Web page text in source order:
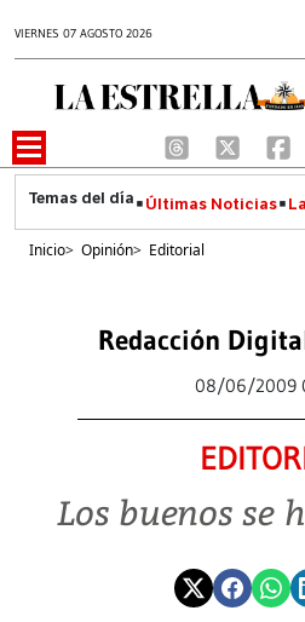
VIERNES 07 AGOSTO 2026
Últimas Noticias
Inicio> Opinión> Editorial
Redacción
08/06/2009
Los buenos se